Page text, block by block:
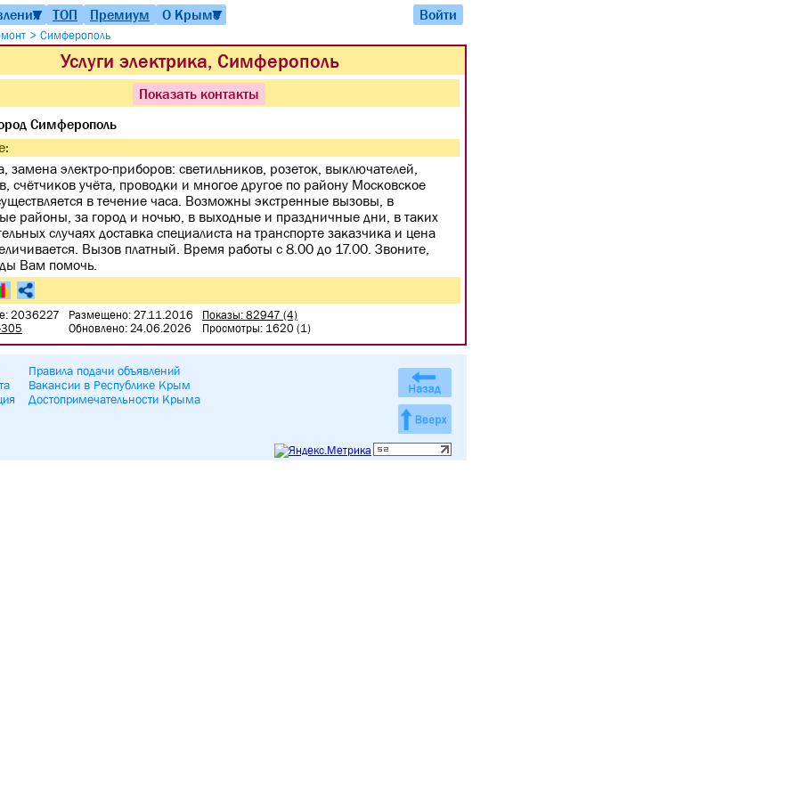
▼ ТОП Премиум О Крыме
▼ Войти
> Симферополь
Услуги электрика, Симферополь
Показать контакты
Симферополь
замена электро-приборов: светильников, розеток, выключателей,
счётчиков учёта, проводки и многое другое по району Московское
в течение часа. Возможны экстренные вызовы, в
районы, за город и ночью, в выходные и праздничные дни, в таких
случаях доставка специалиста на транспорте заказчика и цена
Вызов платный. Время работы с 8.00 до 17.00. Звоните,
Вам помочь.
2036227
305
Размещено: 27.11.2016
Обновлено: 24.06.2026
Показы: 82947 (4)
Просмотры: 1620 (1)
Правила подачи объявлений
Вакансии в Республике Крым
Достопримечательности Крыма